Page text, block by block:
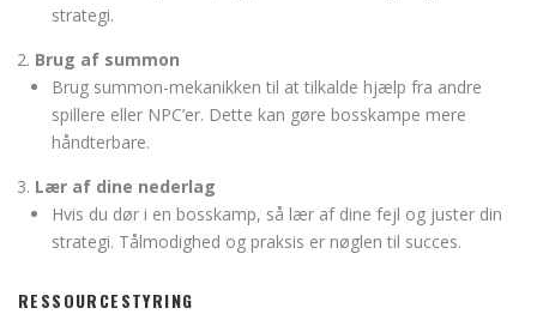
strategi.
Brug af summon
Brug summon-mekanikken til at tilkalde hjælp fra andre
spillere eller NPC’er. Dette kan gøre bosskampe mere
håndterbare.
Lær af dine nederlag
Hvis du dør i en bosskamp, så lær af dine fejl og juster din
strategi. Tålmodighed og praksis er nøglen til succes.
RESSOURCESTYRING